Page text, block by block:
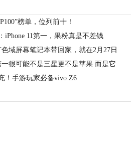
榜单，位列前十！
iPhone 11第一，果粉真是不差钱
域屏幕笔记本带回家，就在2月27日
很可能不是三星更不是苹果 而是它
！手游玩家必备vivo Z6